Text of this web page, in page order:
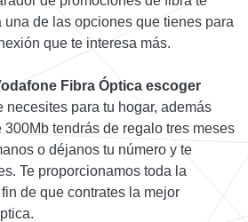
una de las opciones que tienes para
que te interesa más.
Fibra Óptica escoger
necesites para tu hogar, además
tendrás de regalo tres meses
o déjanos tu número y te
Te proporcionamos toda la
de que contrates la mejor